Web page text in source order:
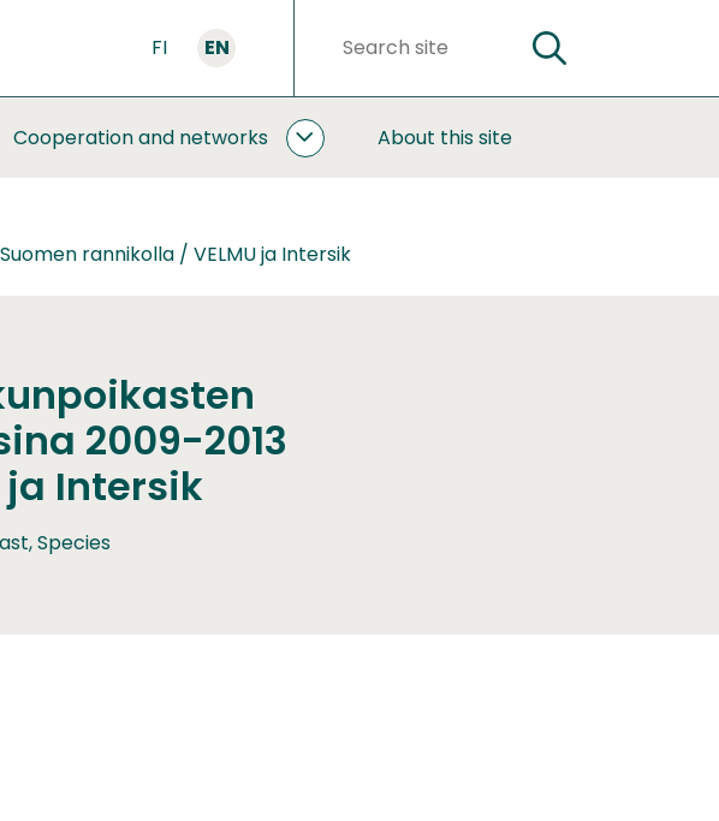
FI EN
Search
SEARCH
Cooperation and networks
COOPERATION
About this site
rannikolla / VELMU ja Intersik
2009-2013
ja Intersik
Species